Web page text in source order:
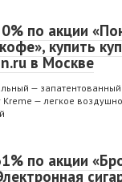
по акции
купить
в Москве
—
Kreme — легкое
по акции